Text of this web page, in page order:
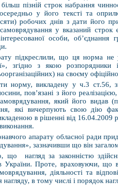
пізній строк набрання
у його тексті та
робочих днів з дати його
самоврядування у вказаний
особи, об’єднання
підкреслили, що ця норма
згідно з якою розпорядники
на своєму
норму, викладену у ч.3 ст.56,
пов’язані з його
який його видав
які вичерпують свою дію
в рішенні від
апарату обласної ради
зазначивши що він
нагляд за законністю
України. Проте, враховуючи, що
діяльності та
в тому числі і порядок